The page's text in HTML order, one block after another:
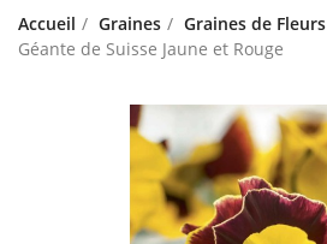
Accueil Graines Graines de Fleurs
Géante de Suisse Jaune et Rouge